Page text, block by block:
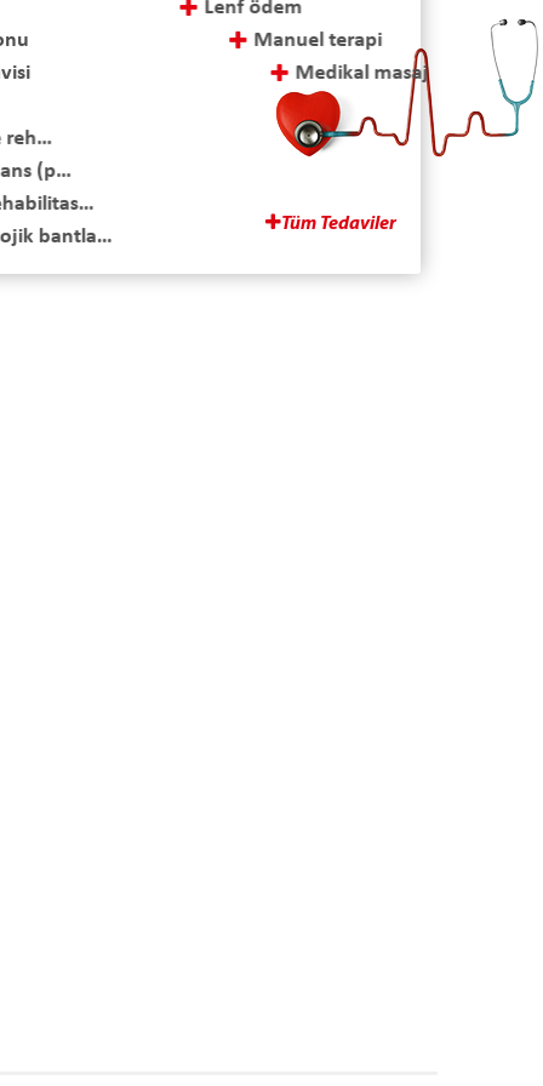
taban rehabilitasyonu)
Lenf ödem
Menisküs yaralanmaları ve cerrahi sonrası tedavi
Multipl skleroz (ms) tedavisi
Ozon tedavisi
Parapleji-tetraplaji rehabilitasyonu
Tüm Tedaviler